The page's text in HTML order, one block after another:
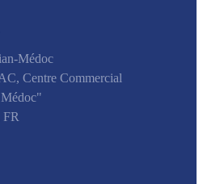
Médoc
Centre Commercial
FR